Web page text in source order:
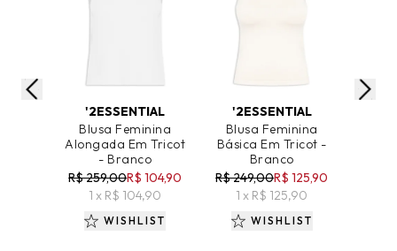
ADICIONAR AO CARRINHO
'2ESSENTIAL
Blusa Feminina
Alongada Em Tricot
- Branco
R$ 259,00R$ 104,90
1 x R$ 104,90
WISHLIST
ADICIONAR AO CARRINHO
'2ESSENTIAL
Blusa Feminina
Básica Em Tricot -
Branco
R$ 249,00R$ 125,90
1 x R$ 125,90
WISHLIST